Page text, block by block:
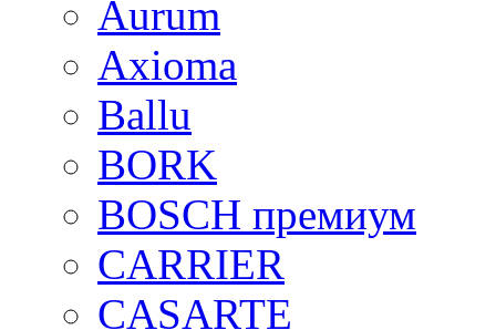
Aurum
Axioma
Ballu
BORK
BOSCH премиум
CARRIER
CASARTE